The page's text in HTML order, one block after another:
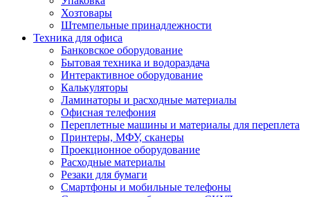
Хозтовары
Штемпельные принадлежности
Техника для офиса
Банковское оборудование
Бытовая техника и водораздача
Интерактивное оборудование
Калькуляторы
Ламинаторы и расходные материалы
Офисная телефония
Переплетные машины и материалы для переплета
Принтеры, МФУ, сканеры
Проекционное оборудование
Расходные материалы
Резаки для бумаги
Смартфоны и мобильные телефоны